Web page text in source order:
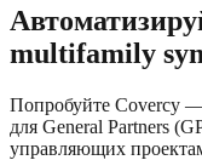
multifamily
Попробуйте Covercy
для General Partners
управляющих